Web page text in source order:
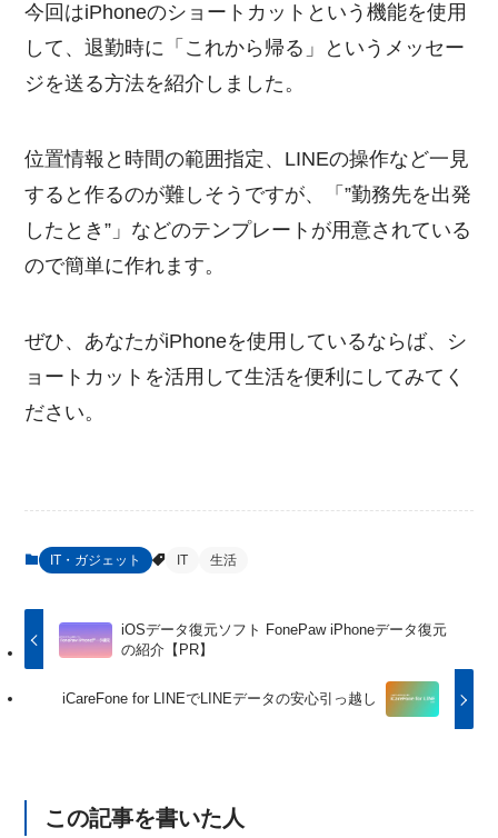
今回はiPhoneのショートカットという機能を使用
して、退勤時に「これから帰る」というメッセー
ジを送る方法を紹介しました。
位置情報と時間の範囲指定、LINEの操作など一見
すると作るのが難しそうですが、「”勤務先を出発
したとき”」などのテンプレートが用意されている
ので簡単に作れます。
ぜひ、あなたがiPhoneを使用しているならば、シ
ョートカットを活用して生活を便利にしてみてく
ださい。
IT・ガジェット IT 生活
iOSデータ復元ソフト FonePaw iPhoneデータ復元
の紹介【PR】
iCareFone for LINEでLINEデータの安心引っ越し
この記事を書いた人